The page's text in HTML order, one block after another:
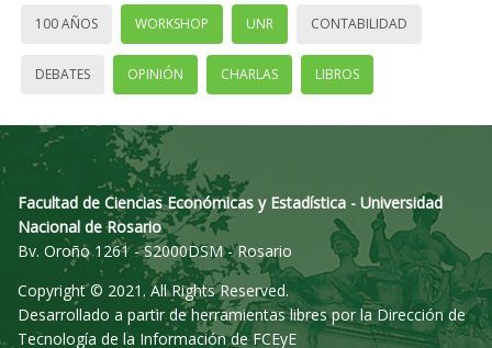
100 AÑOS WORKSHOP UNR CONTABILIDAD
DEBATES OPINIÓN CHARLAS LIBROS
Facultad de Ciencias Económicas y Estadística - Universidad
Nacional de Rosario
Bv. Oroño 1261 - S2000DSM - Rosario
Copyright © 2021. All Rights Reserved.
Desarrollado a partir de herramientas libres por la Dirección de
Tecnología de la Información de FCEyE